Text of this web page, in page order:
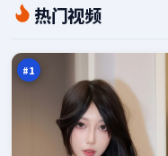
热门视频
#1
城
回 97